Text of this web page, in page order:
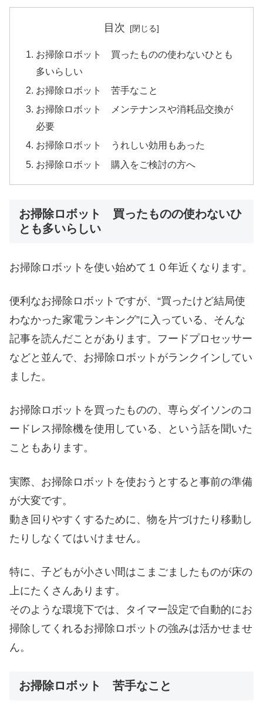
目次
お掃除ロボット 買ったものの使わないひとも
多いらしい
お掃除ロボット 苦手なこと
お掃除ロボット メンテナンスや消耗品交換が
必要
お掃除ロボット うれしい効用もあった
お掃除ロボット 購入をご検討の方へ
お掃除ロボット 買ったものの使わないひ
とも多いらしい
お掃除ロボットを使い始めて１０年近くなります。
便利なお掃除ロボットですが、“買ったけど結局使
わなかった家電ランキング”に入っている、そんな
記事を読んだことがあります。フードプロセッサー
などと並んで、お掃除ロボットがランクインしてい
ました。
お掃除ロボットを買ったものの、専らダイソンのコ
ードレス掃除機を使用している、という話を聞いた
こともあります。
実際、お掃除ロボットを使おうとすると事前の準備
が大変です。
動き回りやすくするために、物を片づけたり移動し
たりしなくてはいけません。
特に、子どもが小さい間はこまごましたものが床の
上にたくさんあります。
そのような環境下では、タイマー設定で自動的にお
掃除してくれるお掃除ロボットの強みは活かせませ
ん。
お掃除ロボット 苦手なこと